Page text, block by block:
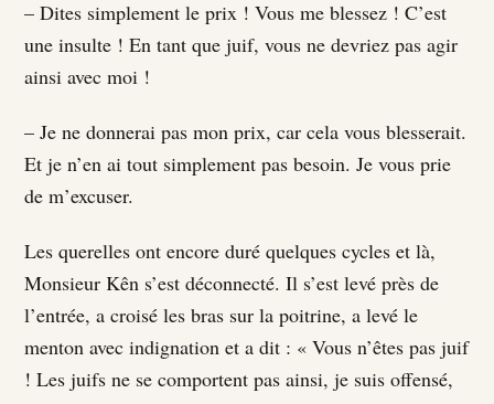
– Dites simplement le prix ! Vous me blessez ! C’est
une insulte ! En tant que juif, vous ne devriez pas agir
ainsi avec moi !
– Je ne donnerai pas mon prix, car cela vous blesserait.
Et je n’en ai tout simplement pas besoin. Je vous prie
de m’excuser.
Les querelles ont encore duré quelques cycles et là,
Monsieur Kên s’est déconnecté. Il s’est levé près de
l’entrée, a croisé les bras sur la poitrine, a levé le
menton avec indignation et a dit : « Vous n’êtes pas juif
! Les juifs ne se comportent pas ainsi, je suis offensé,